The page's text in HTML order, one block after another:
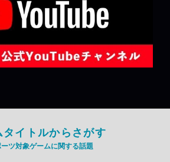
タイトルからさがす
ツ対象ゲームに関する話題